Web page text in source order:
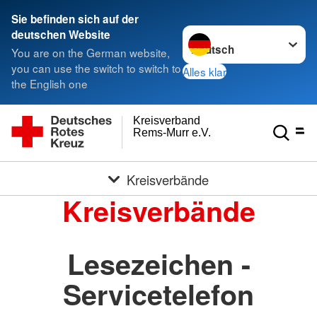
Sie befinden sich auf der
deutschen Website
You are on the German website,
you can use the switch to switch to
the English one
Sprache wechseln zu
Alles klar
Rems-Murr e.V.
Kreisverband
Kreisverbände
Kreisverbände
Lesezeichen -
Servicetelefon